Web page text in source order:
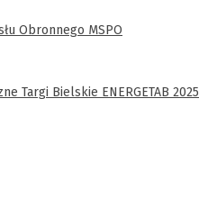
Obronnego MSPO
Targi Bielskie ENERGETAB 2025